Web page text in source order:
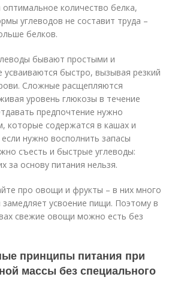
оптимальное количество белка,
углеводов не составит труда –
белков.
бывают простыми и
быстро, вызывая резкий
Сложные расщепляются
уровень глюкозы в течение
предпочтение нужно
которые содержатся в кашах и
нужно восполнить запасы
съесть и быстрые углеводы:
за основу питания нельзя.
про овощи и фрукты – в них много
замедляет усвоение пищи. Поэтому в
свежие овощи можно есть без
принципы питания при
массы без специального